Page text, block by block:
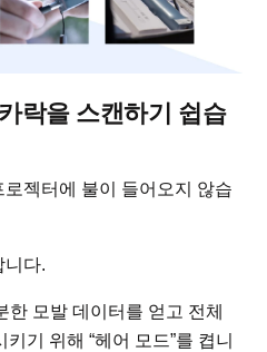
락을 스캔하기 쉽습
젝터에 불이 들어오지 않습
니다.
한 모발 데이터를 얻고 전체
기 위해 “헤어 모드”를 켭니